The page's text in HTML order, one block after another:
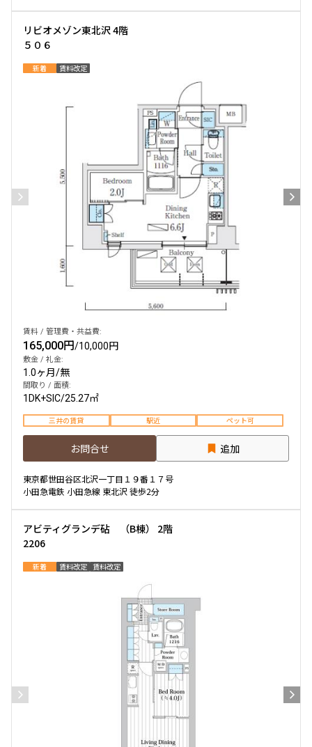
リビオメゾン東北沢 4階
５０６
新着 賃料改定
賃料 / 管理費・共益費:
165,000円/10,000円
敷金 / 礼金:
1.0ヶ月/無
間取り / 面積:
1DK+SIC/25.27㎡
三井の賃貸 駅近 ペット可
お問合せ 追加
東京都世田谷区北沢一丁目１９番１７号
小田急電鉄 小田急線 東北沢 徒歩2分
アビティグランデ砧 （B棟） 2階
2206
新着 賃料改定 賃料改定